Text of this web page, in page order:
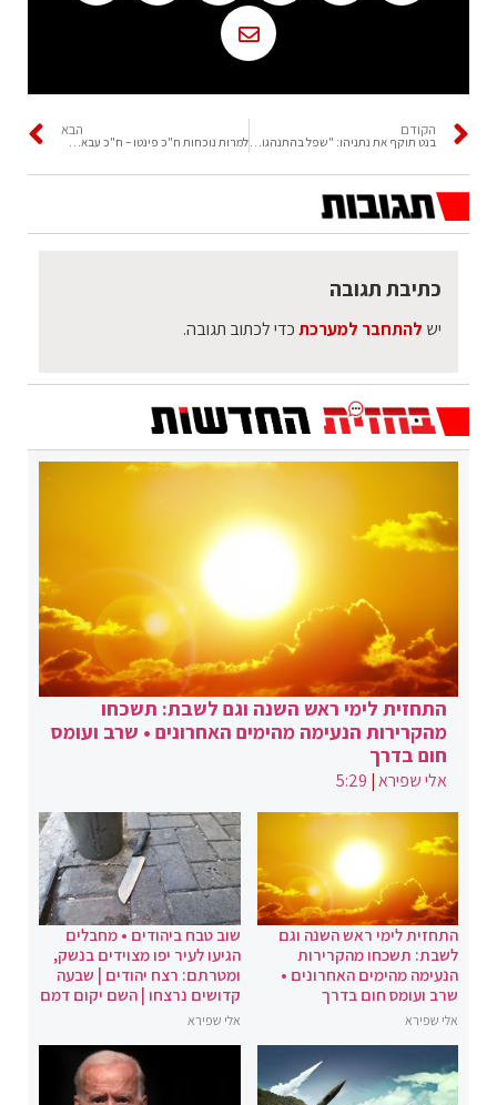
הקודם הבא
כתיבת תגובה
יש להתחבר למערכתכדי לכתוב תגובה.
התחזית לימי ראש השנה וגם לשבת: תשכחו
מהקרירות הנעימה מהימים האחרונים • שרב ועומס
חום בדרך
אלי שפירא|
5:29
התחזית לימי ראש השנה וגם
לשבת: תשכחו מהקרירות
הנעימה מהימים האחרונים •
שרב ועומס חום בדרך
אלי שפירא
שוב טבח ביהודים • מחבלים
הגיעו לעיר יפו מצוידים בנשק,
ומטרתם: רצח יהודים | שבעה
קדושים נרצחו | השם יקום דמם
אלי שפירא